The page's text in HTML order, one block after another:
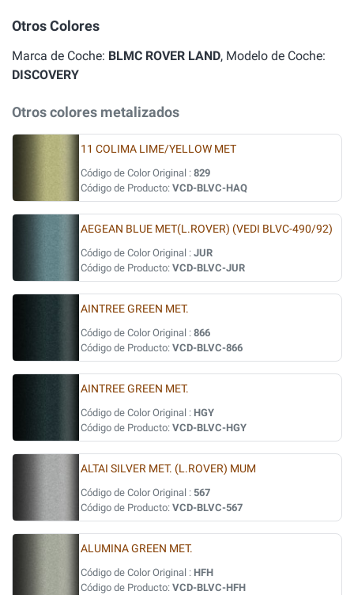
Otros Colores
Marca de Coche: BLMC ROVER LAND, Modelo de Coche:
DISCOVERY
Otros colores metalizados
11 COLIMA LIME/YELLOW MET
Código de Color Original : 829
Código de Producto: VCD-BLVC-HAQ
AEGEAN BLUE MET(L.ROVER) (VEDI BLVC-490/92)
Código de Color Original : JUR
Código de Producto: VCD-BLVC-JUR
AINTREE GREEN MET.
Código de Color Original : 866
Código de Producto: VCD-BLVC-866
AINTREE GREEN MET.
Código de Color Original : HGY
Código de Producto: VCD-BLVC-HGY
ALTAI SILVER MET. (L.ROVER) MUM
Código de Color Original : 567
Código de Producto: VCD-BLVC-567
ALUMINA GREEN MET.
Código de Color Original : HFH
Código de Producto: VCD-BLVC-HFH